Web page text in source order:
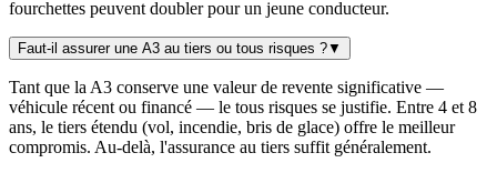
fourchettes peuvent doubler pour un jeune conducteur.
Faut-il assurer une A3 au tiers ou tous risques ?▼
Tant que la A3 conserve une valeur de revente significative —
véhicule récent ou financé — le tous risques se justifie. Entre 4 et 8
ans, le tiers étendu (vol, incendie, bris de glace) offre le meilleur
compromis. Au-delà, l'assurance au tiers suffit généralement.